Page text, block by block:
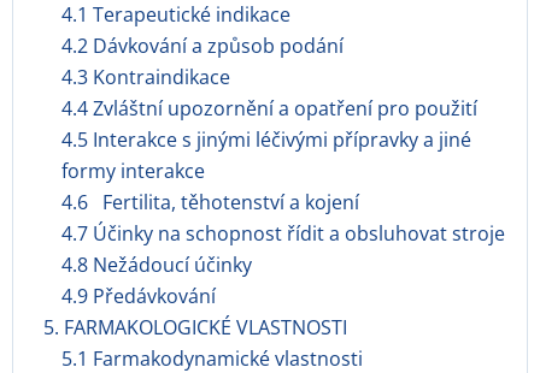
4.1 Terapeutické indikace
4.2 Dávkování a způsob podání
4.3 Kontraindikace
4.4 Zvláštní upozornění a opatření pro použití
4.5 Interakce s jinými léčivými přípravky a jiné
formy interakce
4.6 Fertilita, těhotenství a kojení
4.7 Účinky na schopnost řídit a obsluhovat stroje
4.8 Nežádoucí účinky
4.9 Předávkování
5. FARMAKOLOGICKÉ VLASTNOSTI
5.1 Farmakodynamické vlastnosti